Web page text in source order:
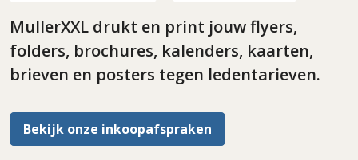
MullerXXL drukt en print jouw flyers,
folders, brochures, kalenders, kaarten,
brieven en posters tegen ledentarieven.
Bekijk onze inkoopafspraken